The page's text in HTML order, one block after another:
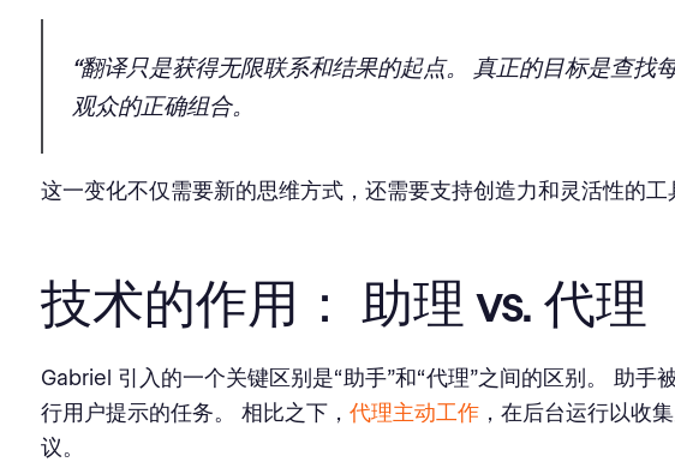
“翻译只是获得无限联系和结果的起点。 真正的目标是查找
观众的正确组合。
这一变化不仅需要新的思维方式，还需要支持创造力和灵活性的工
技术的作用： 助理 vs. 代理
Gabriel 引入的一个关键区别是“助手”和“代理”之间的区别。 助手
行用户提示的任务。 相比之下， 代理主动工作 ，在后台运行以收
议。